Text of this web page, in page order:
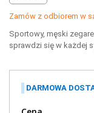
Zamów z odbiorem w
Sportowy, męski
sprawdzi się w każdej
DARMOWA